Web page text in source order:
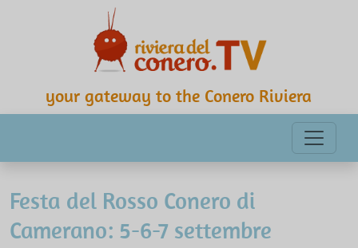
your gateway to the Conero Riviera
Festa del Rosso Conero di
Camerano: 5-6-7 settembre